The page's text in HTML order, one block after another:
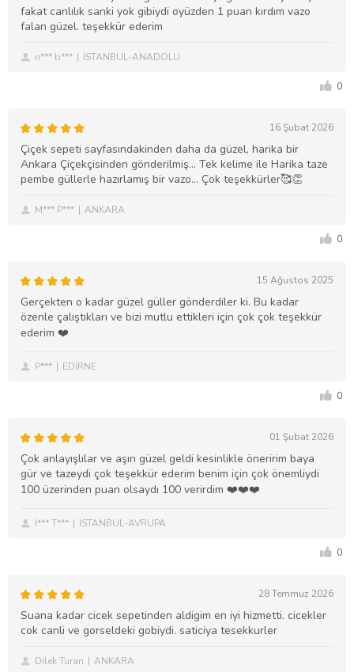
fakat canlılık sanki yok gibiydi oyüzden 1 puan kırdım vazo
falan güzel. teşekkür ederim
n*** b*** İSTANBUL-ANADOLU
0
16 Şubat 2026
Çiçek sepeti sayfasındakinden daha da güzel, harika bir
Ankara Çiçekçisinden gönderilmiş... Tek kelime ile Harika taze
pembe güllerle hazırlamış bir vazo... Çok teşekkürler🥰👏
M*** P*** ANKARA
0
15 Ağustos 2025
Gerçekten o kadar güzel güller gönderdiler ki. Bu kadar
özenle çalıştıkları ve bizi mutlu ettikleri için çok çok teşekkür
ederim ❤️
P*** EDİRNE
0
01 Şubat 2026
Çok anlayışlılar ve aşırı güzel geldi kesinlikle öneririm baya
gür ve tazeydi çok teşekkür ederim benim için çok önemliydi
100 üzerinden puan olsaydı 100 verirdim ❤️❤️❤️
İ*** T*** İSTANBUL-AVRUPA
0
28 Temmuz 2026
Suana kadar cicek sepetinden aldigim en iyi hizmetti. cicekler
cok canli ve gorseldeki gobiydi. saticiya tesekkurler
Dilek Turan ANKARA